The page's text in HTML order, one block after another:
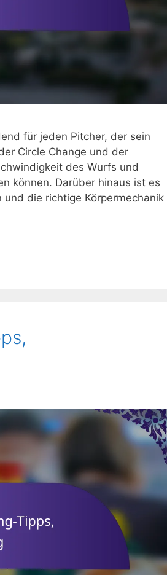
für jeden Pitcher, der sein
Circle Change und der
des Wurfs und
können. Darüber hinaus ist es
die richtige Körpermechanik